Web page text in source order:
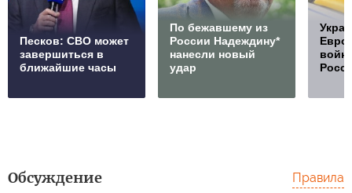
Песков: СВО может
завершиться в
ближайшие часы
По бежавшему из
России Надеждину*
нанесли новый
удар
Обсуждение Правила